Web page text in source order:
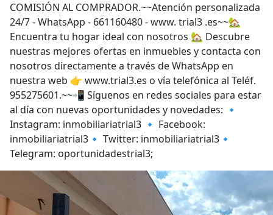
COMISIÓN AL COMPRADOR.~~Atención personalizada
24/7 - WhatsApp - 661160480 - www. trial3 .es~~🏡
Encuentra tu hogar ideal con nosotros 🏡 Descubre
nuestras mejores ofertas en inmuebles y contacta con
nosotros directamente a través de WhatsApp en
nuestra web 👉 www.trial3.es o vía telefónica al Teléf.
955275601.~~📲 Síguenos en redes sociales para estar
al día con nuevas oportunidades y novedades: 🔹
Instagram: inmobiliariatrial3 🔹 Facebook:
inmobiliariatrial3🔹 Twitter: inmobiliariatrial3🔹
Telegram: oportunidadestrial3;